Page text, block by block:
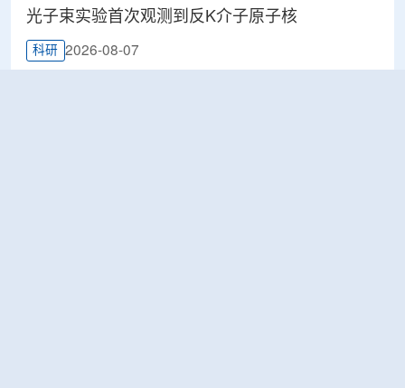
光子束实验首次观测到反K介子原子核
科研 2026-08-07